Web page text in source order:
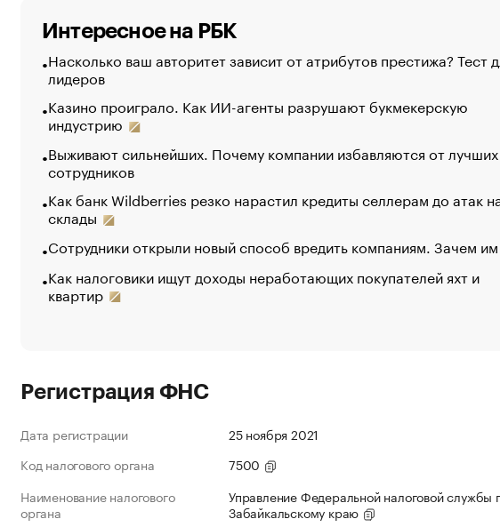
Интересное на РБК
Насколько ваш авторитет зависит от атрибутов престижа? Тест
лидеров
Казино проиграло. Как ИИ-агенты разрушают букмекерскую
индустрию
Выживают сильнейших. Почему компании избавляются от лучших
сотрудников
Как банк Wildberries резко нарастил кредиты селлерам до атак
склады
Сотрудники открыли новый способ вредить компаниям. Зачем
Как налоговики ищут доходы неработающих покупателей яхт и
квартир
Регистрация ФНС
Дата регистрации
25 ноября 2021
Код налогового органа
7500
Наименование налогового
органа
Управление Федеральной налоговой службы
Забайкальскому краю